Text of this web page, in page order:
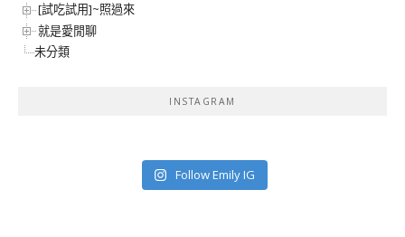
[試吃試用]~照過來
就是愛閒聊
未分類
INSTAGRAM
Follow Emily IG